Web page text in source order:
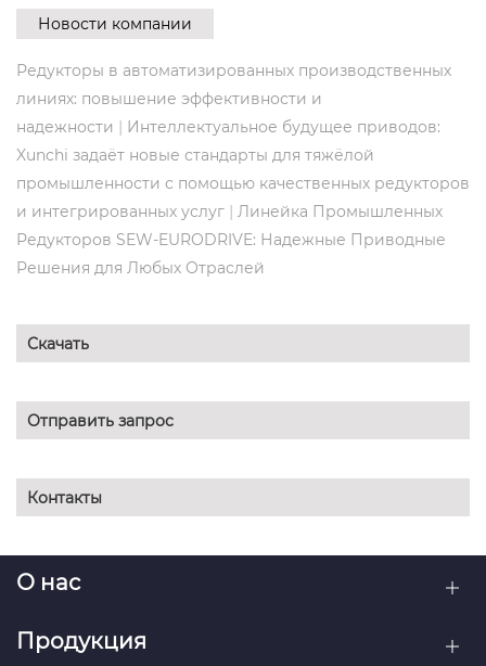
Новости компании
Редукторы в автоматизированных производственных
линиях: повышение эффективности и
надежности | Интеллектуальное будущее приводов:
Xunchi задаёт новые стандарты для тяжёлой
промышленности с помощью качественных редукторов
и интегрированных услуг | Линейка Промышленных
Редукторов SEW-EURODRIVE: Надежные Приводные
Решения для Любых Отраслей
Скачать
Отправить запрос
Контакты
О нас
Продукция